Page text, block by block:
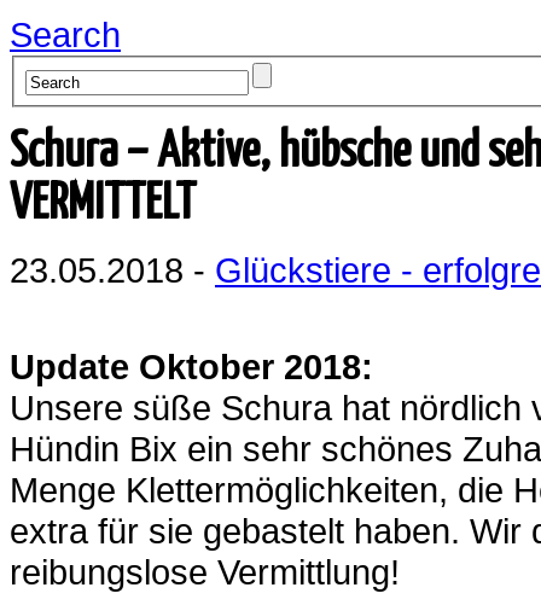
Search
Schura – Aktive, hübsche und
VERMITTELT
23.05.2018 - Glückstiere -
Update Oktober 2018:
Unsere süße Schura hat nördlich
Hündin Bix ein sehr schönes
Menge Klettermöglichkeiten, die
extra für sie gebastelt haben.
reibungslose Vermittlung!